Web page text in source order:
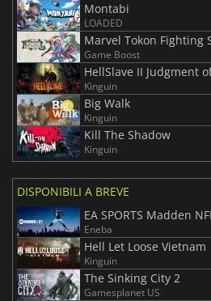
Montabi
LOADED
Marvel Tokon Fighting
Game Boost
HellSlave II Judgment
Kinguin
Big Walk
Kinguin
Kill The Shadow
Kinguin
DISPONIBILI A BREVE
EA SPORTS Madden
Eneba
Hell Let Loose Vietnam
Kinguin
The Sinking City 2
Gamesplanet US